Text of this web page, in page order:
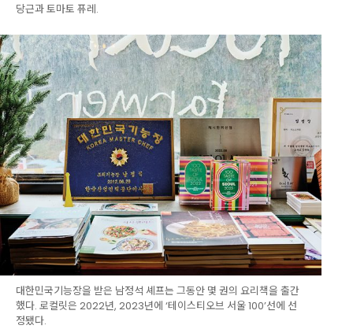
당근과 토마토 퓨레.
대한민국기능장을 받은 남정석 셰프는 그동안 몇 권의 요리책을 출간
했다. 로컬릿은 2022년, 2023년에 ‘테이스티오브 서울 100’선에 선
정됐다.